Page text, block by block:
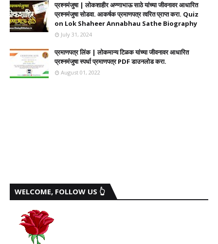
प्रश्नमंजुषा | लोकशाहीर अण्णाभाऊ साठे यांच्या जीवनावर आधारित
प्रश्नमंजुषा सोडवा. आकर्षक प्रमाणपत्र त्वरित प्राप्त करा. Quiz
on Lok Shaheer Annabhau Sathe Biography
July 31, 2024
प्रमाणपत्र लिंक | लोकमान्य टिळक यांच्या जीवनावर आधारित
प्रश्नमंजुषा स्पर्धा प्रमाणपत्र PDF डाउनलोड करा.
August 01, 2022
WELCOME, FOLLOW US 👆